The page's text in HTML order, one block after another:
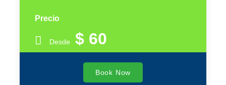
Precio
Desde $ 60
Book Now